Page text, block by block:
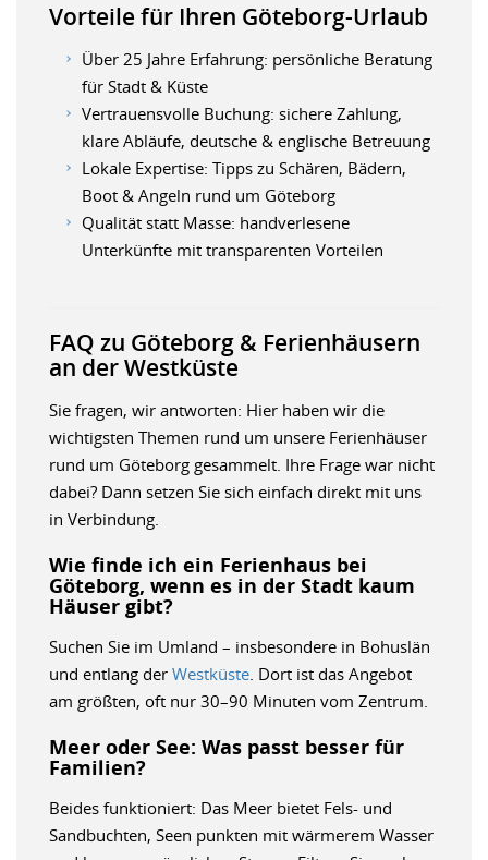
Vorteile für Ihren Göteborg-Urlaub
Über 25 Jahre Erfahrung: persönliche Beratung
für Stadt & Küste
Vertrauensvolle Buchung: sichere Zahlung,
klare Abläufe, deutsche & englische Betreuung
Lokale Expertise: Tipps zu Schären, Bädern,
Boot & Angeln rund um Göteborg
Qualität statt Masse: handverlesene
Unterkünfte mit transparenten Vorteilen
FAQ zu Göteborg & Ferienhäusern
an der Westküste
Sie fragen, wir antworten: Hier haben wir die
wichtigsten Themen rund um unsere Ferienhäuser
rund um Göteborg gesammelt. Ihre Frage war nicht
dabei? Dann setzen Sie sich einfach direkt mit uns
in Verbindung.
Wie finde ich ein Ferienhaus bei
Göteborg, wenn es in der Stadt kaum
Häuser gibt?
Suchen Sie im Umland – insbesondere in Bohuslän
und entlang der Westküste. Dort ist das Angebot
am größten, oft nur 30–90 Minuten vom Zentrum.
Meer oder See: Was passt besser für
Familien?
Beides funktioniert: Das Meer bietet Fels- und
Sandbuchten, Seen punkten mit wärmerem Wasser